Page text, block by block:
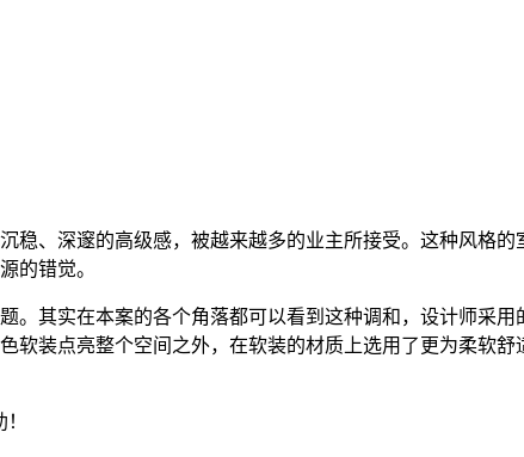
稳、深邃的高级感，被越来越多的业主所接受。这种风格
的错觉。
。其实在本案的各个角落都可以看到这种调和，设计师采
软装点亮整个空间之外，在软装的材质上选用了更为柔软